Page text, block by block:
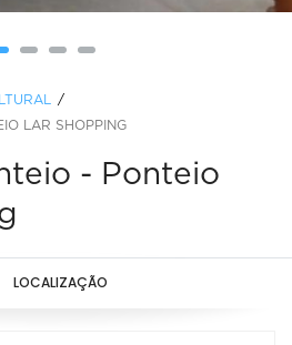
LAR SHOPPING
- Ponteio
LOCALIZAÇÃO